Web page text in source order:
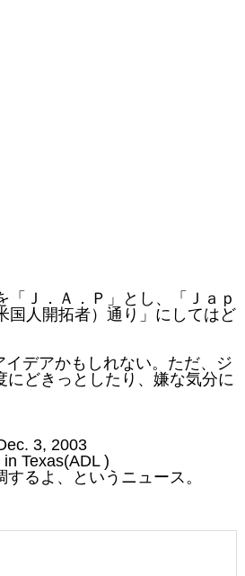
Ｊ．Ａ．Ｐ」とし、「Ｊａｐ
人開拓者）通り」にしてはど
デアかもしれない。ただ、ジ
にどきっとしたり、嫌な気分に
3, 2003
Texas(ADL )
るよ、というニュース。